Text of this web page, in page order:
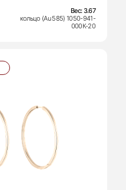
Вес:3.67
кольцо (Au 585) 1050-941-
000К-20